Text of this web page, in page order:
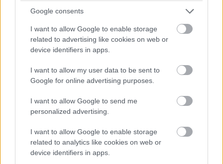
Google consents
I want to allow Google to enable storage
related to advertising like cookies on web or
device identifiers in apps.
I want to allow my user data to be sent to
Google for online advertising purposes.
I want to allow Google to send me
personalized advertising.
I want to allow Google to enable storage
related to analytics like cookies on web or
device identifiers in apps.
Aj vy máte pocit, že vonku pod korunami stromov chutí aj čistá voda
o niečo lepšie ako vo vnútri?
10. Letné večery za zvukov
Keď slnko zapadlo, na stôl sa položil lampáš alebo
obyčajná sviečka v pohári. Sedelo sa vonku na lavici,
počúvalo cvrlikanie cikád. Babička si vyšívala posledné
stehy pri teplom svetle, kým dedko obchádzal statok a